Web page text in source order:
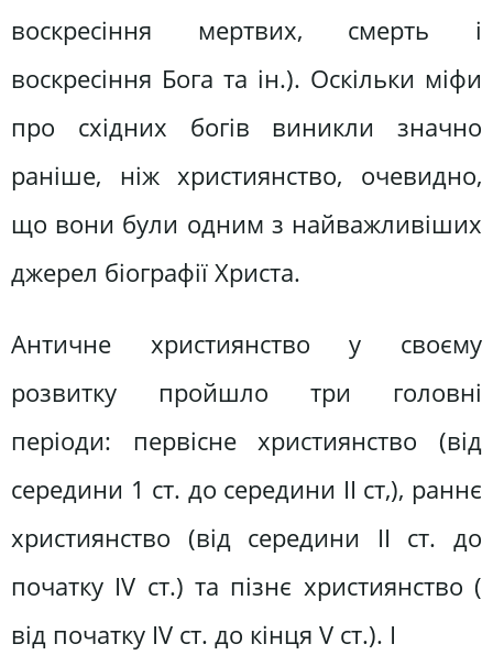
воскресіння мертвих, смерть і
воскресіння Бога та ін.). Оскільки міфи
про східних богів виникли значно
раніше, ніж християнство, очевидно,
що вони були одним з найважливіших
джерел біографії Христа.
Античне християнство у своєму
розвитку пройшло три головні
періоди: первісне християнство (від
середини 1 ст. до середини II ст,), раннє
християнство (від середини II ст. до
початку IV ст.) та пізнє християнство (
від початку IV ст. до кінця V ст.). І